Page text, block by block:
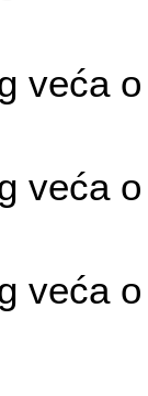
veća
veća
veća